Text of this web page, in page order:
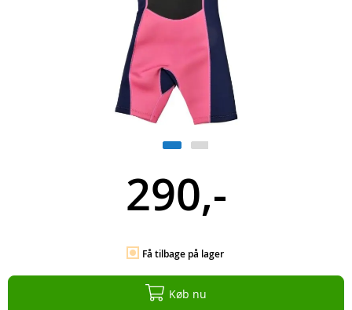
290,-
Få tilbage på lager
Køb nu